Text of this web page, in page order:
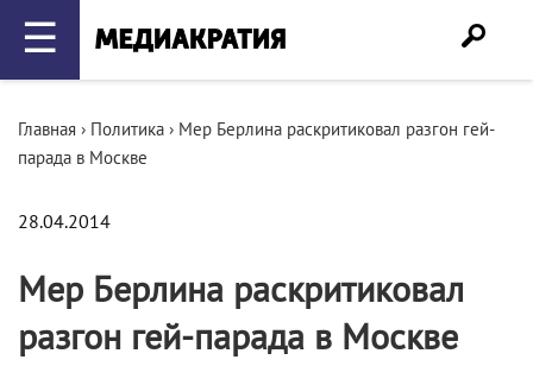
☰
Главная › Политика › Мер Берлина раскритиковал разгон гей-
парада в Москве
28.04.2014
Мер Берлина раскритиковал
разгон гей-парада в Москве